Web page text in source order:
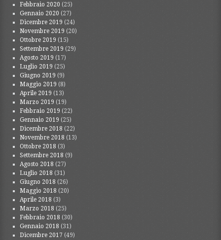
Febbraio 2020 (25)
Gennaio 2020 (27)
Dicembre 2019 (24)
Novembre 2019 (20)
Ottobre 2019 (15)
Settembre 2019 (29)
Agosto 2019 (17)
Luglio 2019 (25)
Giugno 2019 (9)
Maggio 2019 (8)
Aprile 2019 (13)
Marzo 2019 (19)
Febbraio 2019 (22)
Gennaio 2019 (25)
Dicembre 2018 (22)
Novembre 2018 (13)
Ottobre 2018 (3)
Settembre 2018 (9)
Agosto 2018 (27)
Luglio 2018 (31)
Giugno 2018 (26)
Maggio 2018 (20)
Aprile 2018 (3)
Marzo 2018 (25)
Febbraio 2018 (30)
Gennaio 2018 (31)
Dicembre 2017 (49)